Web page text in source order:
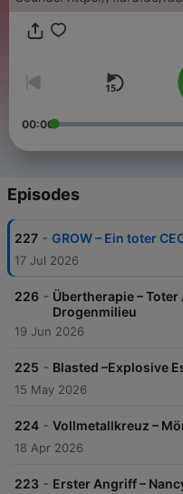
00:00
Episodes
227 - GROW – Ein toter
17 Jul 2026
226 - Übertherapie –
Drogenmilieu
19 Jun 2026
225 - Blasted –Explosive
15 May 2026
224 - Vollmetallkreuz –
18 Apr 2026
223 - Erster Angriff –